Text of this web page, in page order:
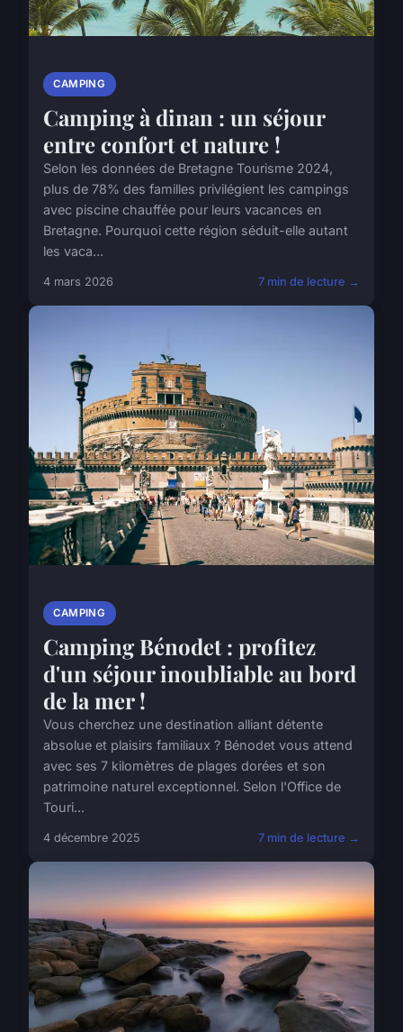
CAMPING
Camping à dinan : un séjour
entre confort et nature !
Selon les données de Bretagne Tourisme 2024,
plus de 78% des familles privilégient les campings
avec piscine chauffée pour leurs vacances en
Bretagne. Pourquoi cette région séduit-elle autant
les vaca...
4 mars 2026 7 min de lecture →
CAMPING
Camping Bénodet : profitez
d'un séjour inoubliable au bord
de la mer !
Vous cherchez une destination alliant détente
absolue et plaisirs familiaux ? Bénodet vous attend
avec ses 7 kilomètres de plages dorées et son
patrimoine naturel exceptionnel. Selon l'Office de
Touri...
4 décembre 2025 7 min de lecture →